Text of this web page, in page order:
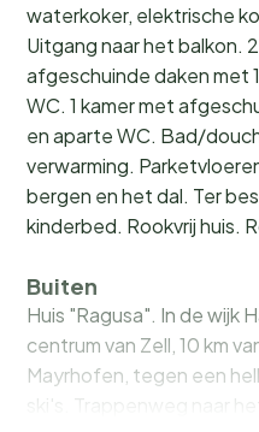
waterkoker, elektrische
Uitgang naar het balkon.
afgeschuinde daken met
WC. 1 kamer met
en aparte WC. Bad/
verwarming.
bergen en het dal. Ter
kinderbed. Rookvrij huis.
Buiten
Huis "Ragusa". In de wijk
centrum van Zell, 10 km
Mayrhofen, tegen een
ski's. Trappenweg naar